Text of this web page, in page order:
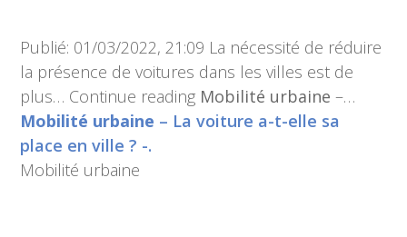
Publié: 01/03/2022, 21:09 La nécessité de réduire
la présence de voitures dans les villes est de
plus… Continue reading Mobilité urbaine –…
Mobilité urbaine – La voiture a-t-elle sa
place en ville ? -.
Mobilité urbaine